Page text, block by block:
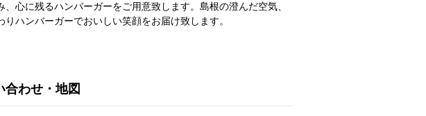
心に残るハンバーガーをご用意致します。島根の澄んだ空気、
ハンバーガーでおいしい笑顔をお届け致します。
合わせ・地図